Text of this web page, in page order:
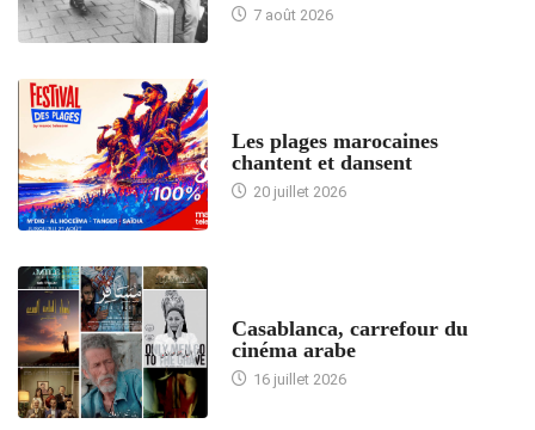
7 août 2026
Les plages marocaines
chantent et dansent
20 juillet 2026
Casablanca, carrefour du
cinéma arabe
16 juillet 2026